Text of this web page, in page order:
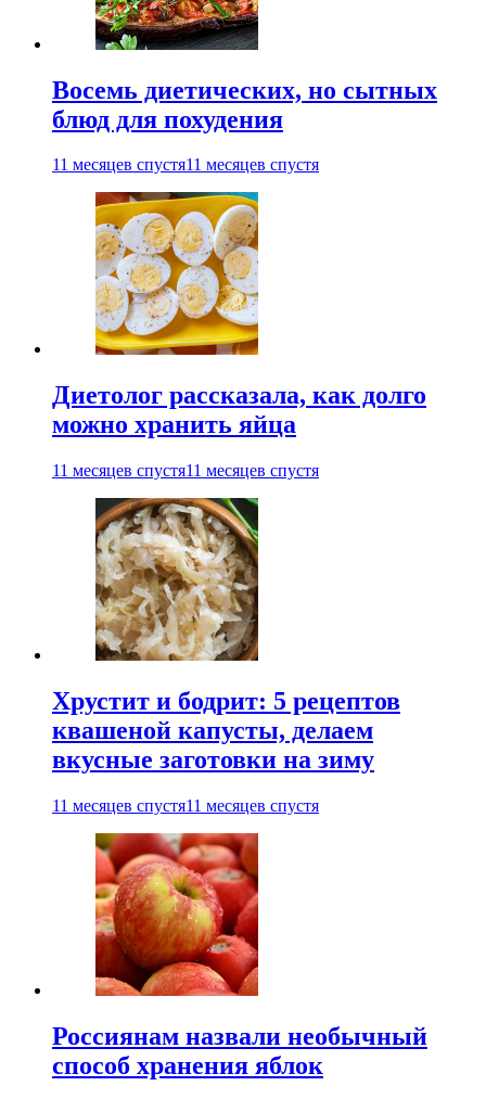
Восемь диетических, но сытных
блюд для похудения
11 месяцев спустя11 месяцев спустя
Диетолог рассказала, как долго
можно хранить яйца
11 месяцев спустя11 месяцев спустя
Хрустит и бодрит: 5 рецептов
квашеной капусты, делаем
вкусные заготовки на зиму
11 месяцев спустя11 месяцев спустя
Россиянам назвали необычный
способ хранения яблок